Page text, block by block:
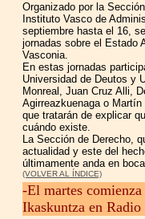
Organizado por la
Instituto Vasco de
septiembre hasta el 16,
jornadas sobre el Estado
Vasconia.
En estas jornadas
Universidad de Deutos y
Monreal, Juan Cruz Alli,
Agirreazkuenaga o
que tratarán de explicar
cuándo existe.
La Sección de Derecho,
actualidad y este del
últimamente anda en
(VOLVER AL ÍNDICE)
-El martes
Ikaskuntza en Radio